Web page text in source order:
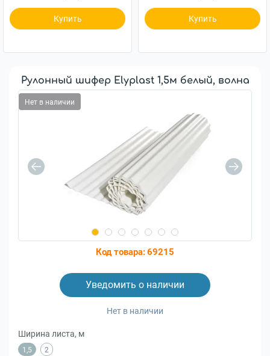
Купить Купить
Рулонный шифер Elyplast 1,5м белый, волна
Нет в наличии
Код товара:69215
Нет в наличии
Уведомить о наличии
Ширина листа, м
1,5 2